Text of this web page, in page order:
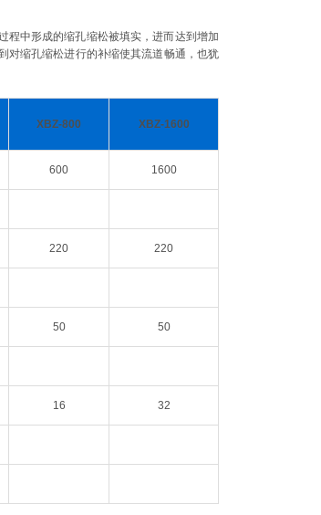
程中形成的缩孔缩松被填实，进而达到增加
对缩孔缩松进行的补缩使其流道畅通，也犹
XBZ-800 XBZ-1600
600 1600
220 220
50 50
16 32